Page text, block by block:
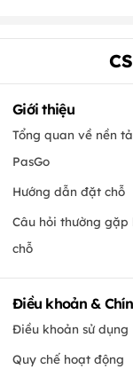
Giới thiệu
Tổng quan về nền
PasGo
Hướng dẫn đặt chỗ
Câu hỏi thường
chỗ
Điều khoản &
Điều khoản sử dụng
Quy chế hoạt động